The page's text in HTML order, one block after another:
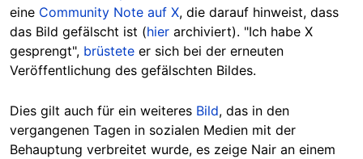
eine Community Note auf X, die darauf hinweist, dass
das Bild gefälscht ist (hier archiviert). "Ich habe X
gesprengt", brüstete er sich bei der erneuten
Veröffentlichung des gefälschten Bildes.
Dies gilt auch für ein weiteres Bild, das in den
vergangenen Tagen in sozialen Medien mit der
Behauptung verbreitet wurde, es zeige Nair an einem